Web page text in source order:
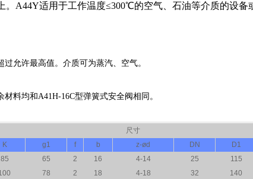
A44Y适用于工作温度≤300℃的空气、石油等介质的设备
允许最高值。介质可为蒸汽、空气。
料均和A41H-16C型弹簧式安全阀相同。
尺寸
K g1 f b z-ød DN D1
85 65 2 16 4-14 25 115
78 2 18 4-18 32 140